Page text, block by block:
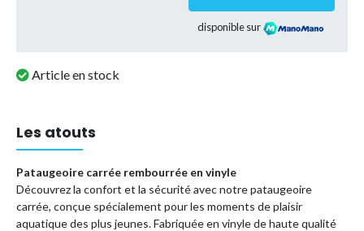
disponible sur
Article en stock
Les atouts
Pataugeoire carrée rembourrée en vinyle
Découvrez la confort et la sécurité avec notre pataugeoire
carrée, conçue spécialement pour les moments de plaisir
aquatique des plus jeunes. Fabriquée en vinyle de haute qualité